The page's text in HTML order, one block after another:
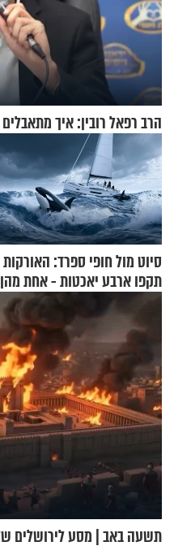
הרב רפאל רובין: איך
סיוט מול חופי ספרד: האורקות
תקפו ארבע יאכטות - אחת מהן
טבעה
תשעה באב | מסע לירושלים